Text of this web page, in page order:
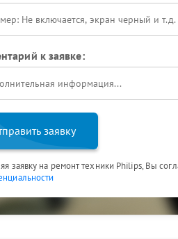
к заявке:
заявку
заявку на ремонт техники Philips, Вы